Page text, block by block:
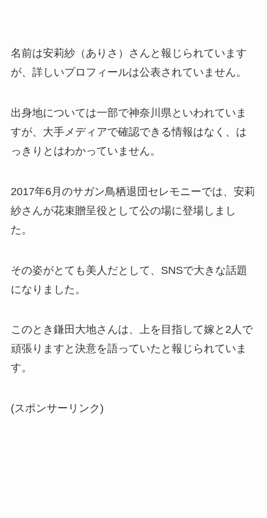
名前は安莉紗（ありさ）さんと報じられています
が、詳しいプロフィールは公表されていません。
出身地については一部で神奈川県といわれていま
すが、大手メディアで確認できる情報はなく、は
っきりとはわかっていません。
2017年6月のサガン鳥栖退団セレモニーでは、安莉
紗さんが花束贈呈役として公の場に登場しまし
た。
その姿がとても美人だとして、SNSで大きな話題
になりました。
このとき鎌田大地さんは、上を目指して嫁と2人で
頑張りますと決意を語っていたと報じられていま
す。
(スポンサーリンク)